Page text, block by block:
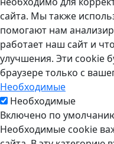
сайта. Мы также
помогают нам
работает наш сайт и
улучшения. Эти cookie
браузере только с
Необходимые
Необходимые
Включено по
Необходимые cookie